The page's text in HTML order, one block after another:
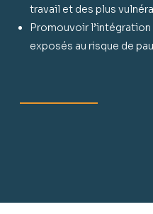
travail et des plus
Promouvoir
exposés au risque de